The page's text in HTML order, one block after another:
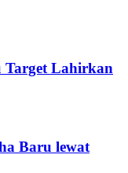
Target Lahirkan
Baru lewat